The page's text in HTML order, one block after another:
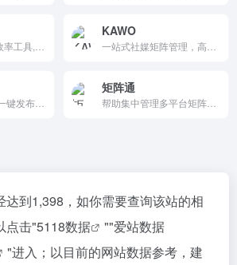
KAWO
矩阵通
达到1,398，如你需要查询该站的相
点击"5118数据 ""爱站数据
"进入；以目前的网站数据参考，建